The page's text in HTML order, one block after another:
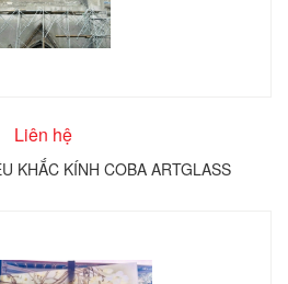
Liên hệ
KHẮC KÍNH COBA ARTGLASS